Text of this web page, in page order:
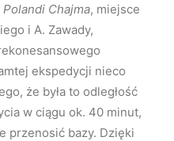
Polandi Chajma, miejsce
i A. Zawady,
ekspedycji nieco
że była to odległość
w ciągu ok. 40 minut,
przenosić bazy. Dzięki